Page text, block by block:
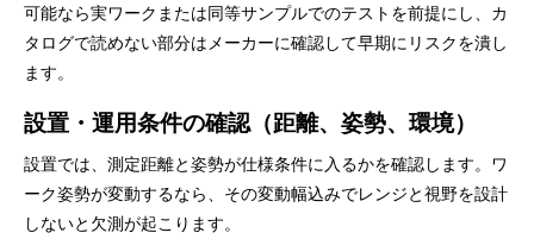
可能なら実ワークまたは同等サンプルでのテストを前提にし、カ
タログで読めない部分はメーカーに確認して早期にリスクを潰し
ます。
設置・運用条件の確認（距離、姿勢、環境）
設置では、測定距離と姿勢が仕様条件に入るかを確認します。ワ
ーク姿勢が変動するなら、その変動幅込みでレンジと視野を設計
しないと欠測が起こります。